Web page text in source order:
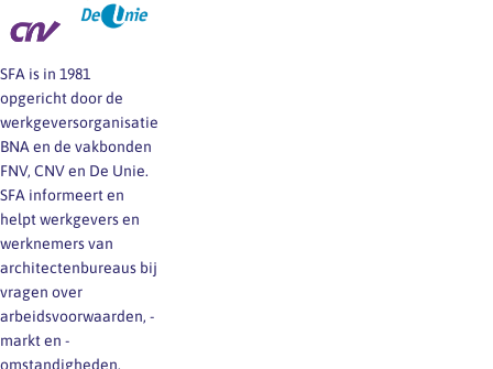
SFA is in 1981
opgericht door de
werkgeversorganisatie
BNA en de vakbonden
FNV, CNV en De Unie.
SFA informeert en
helpt werkgevers en
werknemers van
architectenbureaus bij
vragen over
arbeidsvoorwaarden, -
markt en -
omstandigheden.